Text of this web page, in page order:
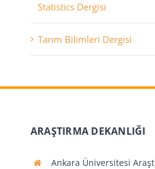
Statistics Dergisi
Tarım Bilimleri Dergisi
ARAŞTIRMA DEKANLIĞI
Ankara Üniversitesi